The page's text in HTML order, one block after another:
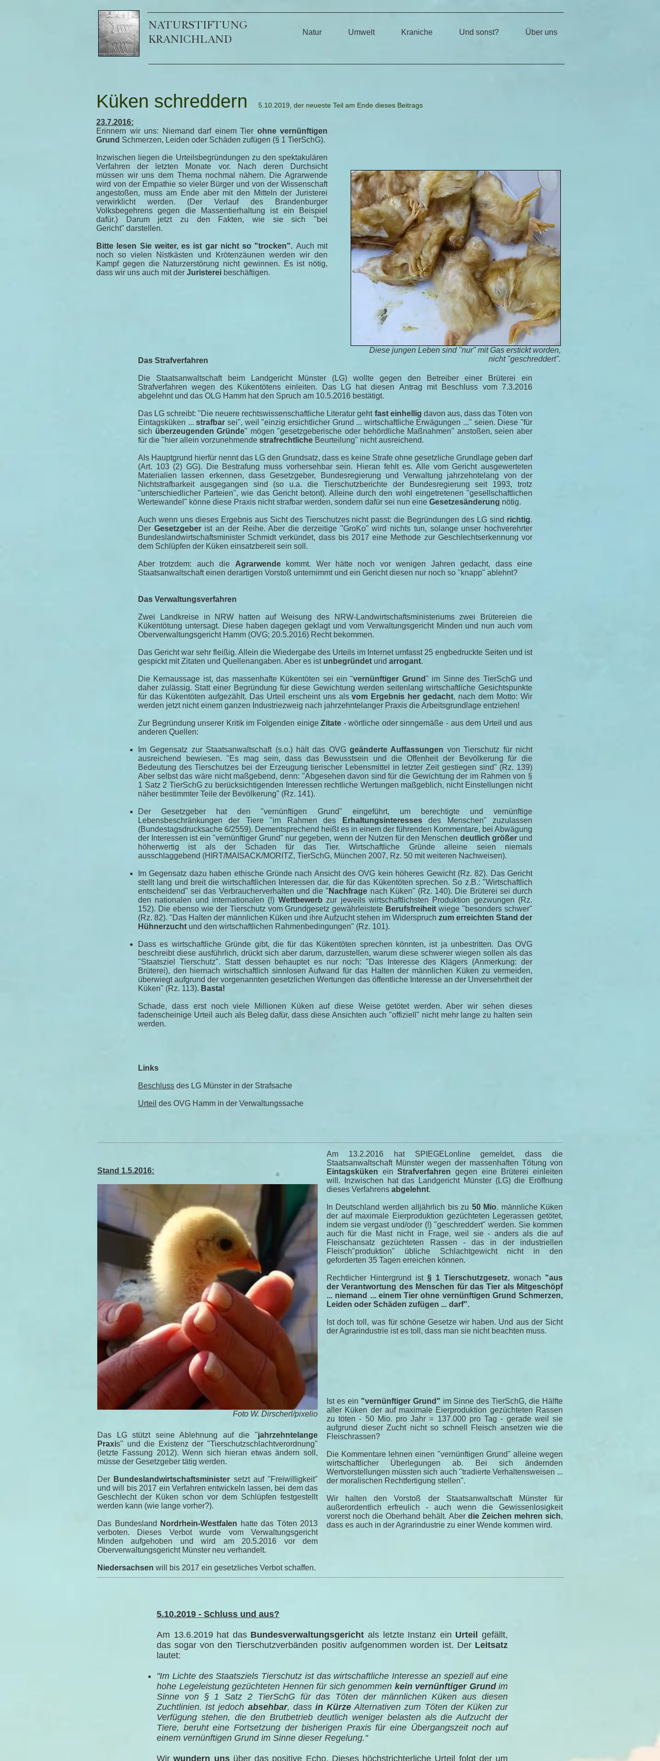
NATURSTIFTUNG
KRANICHLAND
Natur Umwelt Kraniche Und sonst? Über uns
Küken schreddern​ 5.10.2019, der neueste Teil am Ende dieses Beitrags
23.7.2016:
Erinnern wir uns: Niemand darf einem Tier ohne vernünftigen
Grund Schmerzen, Leiden oder Schäden zufügen (§ 1 TierSchG).
Inzwischen liegen die Urteilsbegründungen zu den spektakulären
Verfahren der letzten Monate vor. Nach deren Durchsicht
müssen wir uns dem Thema nochmal nähern. Die Agrarwende
wird von der Empathie so vieler Bürger und von der Wissenschaft
angestoßen, muss am Ende aber mit den Mitteln der Juristerei
verwirklicht werden. (Der Verlauf des Brandenburger
Volksbegehrens gegen die Massentierhaltung ist ein Beispiel
dafür.) Darum jetzt zu den Fakten, wie sie sich "bei
Gericht" darstellen.
Bitte lesen Sie weiter, es ist gar nicht so "trocken". Auch mit
noch so vielen Nistkästen und Krötenzäunen werden wir den
Kampf gegen die Naturzerstörung nicht gewinnen. Es ist nötig,
dass wir uns auch mit der Juristerei beschäftigen.
Diese jungen Leben sind "nur" mit Gas erstickt worden,
nicht "geschreddert".
Das Strafverfahren
Die Staatsanwaltschaft beim Landgericht Münster (LG) wollte gegen den Betreiber einer Brüterei ein
Strafverfahren wegen des Kükentötens einleiten. Das LG hat diesen Antrag mit Beschluss vom 7.3.2016
abgelehnt und das OLG Hamm hat den Spruch am 10.5.2016 bestätigt.
Das LG schreibt: "Die neuere rechtswissenschaftliche Literatur geht fast einhellig davon aus, dass das Töten von
Eintagsküken ...strafbar sei", weil "einzig ersichtlicher Grund ... wirtschaftliche Erwägungen ..." seien. Diese "für
sich überzeugenden Gründe" mögen "gesetzgeberische oder behördliche Maßnahmen" anstoßen, seien aber
für die "hier allein vorzunehmende strafrechtliche Beurteilung" nicht ausreichend.
Als Hauptgrund hierfür nennt das LG den Grundsatz, dass es keine Strafe ohne gesetzliche Grundlage geben darf
(Art. 103 (2) GG). Die Bestrafung muss vorhersehbar sein. Hieran fehlt es. Alle vom Gericht ausgewerteten
Materialien lassen erkennen, dass Gesetzgeber, Bundesregierung und Verwaltung jahrzehntelang von der
Nichtstrafbarkeit ausgegangen sind (so u.a. die Tierschutzberichte der Bundesregierung seit 1993, trotz
"unterschiedlicher Parteien", wie das Gericht betont). Alleine durch den wohl eingetretenen "gesellschaftlichen
Wertewandel" könne diese Praxis nicht strafbar werden, sondern dafür sei nun eine Gesetzesänderung nötig.
Auch wenn uns dieses Ergebnis aus Sicht des Tierschutzes nicht passt: die Begründungen des LG sind richtig.
Der Gesetzgeberist an der Reihe. Aber die derzeitige "GroKo" wird nichts tun, solange unser hochverehrter
Bundeslandwirtschaftsminister Schmidt verkündet, dass bis 2017 eine Methode zur Geschlechtserkennung vor
dem Schlüpfen der Küken einsatzbereit sein soll.
Aber trotzdem: auch die Agrarwendekommt. Wer hätte noch vor wenigen Jahren gedacht, dass eine
Staatsanwaltschaft einen derartigen Vorstoß unternimmt und ein Gericht diesen nur noch so "knapp" ablehnt?
Das Verwaltungsverfahren
Zwei Landkreise in NRW hatten auf Weisung des NRW-Landwirtschaftsministeriums zwei Brütereien die
Kükentötung untersagt. Diese haben dagegen geklagt und vom Verwaltungsgericht Minden und nun auch vom
Oberverwaltungsgericht Hamm (OVG; 20.5.2016) Recht bekommen.
Das Gericht war sehr fleißig. Allein die Wiedergabe des Urteils im Internet umfasst 25 engbedruckte Seiten und ist
gespickt mit Zitaten und Quellenangaben. Aber es ist unbegründet und arrogant.
Die Kernaussage ist, das massenhafte Kükentöten sei ein "vernünftiger Grund" im Sinne des TierSchG und
daher zulässig. Statt einer Begründung für diese Gewichtung werden seitenlang wirtschaftliche Gesichtspunkte
für das Kükentöten aufgezählt. Das Urteil erscheint uns alsvom Ergebnis her gedacht, nach dem Motto: Wir
werden jetzt nicht einem ganzen Industriezweig nach jahrzehntelanger Praxis die Arbeitsgrundlage entziehen!
Zur Begründung unserer Kritik im Folgenden einigeZitate - wörtliche oder sinngemäße - aus dem Urteil und aus
anderen Quellen:
Im Gegensatz zur Staatsanwaltschaft (s.o.) hält das OVGgeänderte Auffassungen von Tierschutz für nicht
ausreichend bewiesen. "Es mag sein, dass das Bewusstsein und die Offenheit der Bevölkerung für die
Bedeutung des Tierschutzes bei der Erzeugung tierischer Lebensmittel in letzter Zeit gestiegen sind" (Rz. 139)
Aber selbst das wäre nicht maßgebend, denn: "Abgesehen davon sind für die Gewichtung der im Rahmen von §
1 Satz 2 TierSchG zu berücksichtigenden Interessen rechtliche Wertungen maßgeblich, nicht Einstellungen nicht
näher bestimmter Teile der Bevölkerung" (Rz. 141).
Der Gesetzgeber hat den "vernünftigen Grund" eingeführt, um berechtigte und vernünftige
Lebensbeschränkungen der Tiere "im Rahmen des
Erhaltungsinteressesdes Menschen" zuzulassen
(Bundestagsdrucksache 6/2559). Dementsprechend heißt es in einem der führenden Kommentare, bei Abwägung
der Interessen ist ein "vernünftiger Grund" nur gegeben, wenn der Nutzen für den Menschen deutlich größerund
höherwertig ist als der Schaden für das Tier. Wirtschaftliche Gründe alleine seien niemals
ausschlaggebend (HIRT/MAISACK/MORITZ, TierSchG, München 2007, Rz. 50 mit weiteren Nachweisen).
Im Gegensatz dazu haben ethische Gründe nach Ansicht des OVG kein höheres Gewicht (Rz. 82). Das Gericht
stellt lang und breit die wirtschaftlichen Interessen dar, die für das Kükentöten sprechen. So z.B.: "Wirtschaftlich
entscheidend" sei das Verbraucherverhalten und die " Nachfrage nach Küken" (Rz. 140). Die Brüterei sei durch
den nationalen und internationalen (!) Wettbewerb zur jeweils wirtschaftlichsten Produktion gezwungen (Rz.
152). Die ebenso wie der Tierschutz vom Grundgesetz gewährleistete Berufsfreiheit wiege "besonders schwer"
(Rz. 82). "Das Halten der männlichen Küken und ihre Aufzucht stehen im Widerspruch zum erreichten Stand der
Hühnerzucht und den wirtschaftlichen Rahmenbedingungen" (Rz. 101).
Dass es wirtschaftliche Gründe gibt, die für das Kükentöten sprechen könnten, ist ja unbestritten. Das OVG
beschreibt diese ausführlich, drückt sich aber darum, darzustellen, warum diese schwerer wiegen sollen als das
"Staatsziel Tierschutz". Statt dessen behauptet es nur noch: "Das Interesse des Klägers (Anmerkung: der
Brüterei), den hiernach wirtschaftlich sinnlosen Aufwand für das Halten der männlichen Küken zu vermeiden,
überwiegt aufgrund der vorgenannten gesetzlichen Wertungen das öffentliche Interesse an der Unversehrtheit der
Küken" (Rz. 113). Basta!
Schade, dass erst noch viele Millionen Küken auf diese Weise getötet werden. Aber wir sehen dieses
fadenscheinige Urteil auch als Beleg dafür, dass diese Ansichten auch "offiziell" nicht mehr lange zu halten sein
werden.
Links
Beschluss des LG Münster in der Strafsache
Urteil des OVG Hamm in der Verwaltungssache
Stand 1.5.2016:
Foto W. Dirscherl/pixelio
Das LG stützt seine Ablehnung auf die "jahrzehntelange
Praxis" und die Existenz der "Tierschutzschlachtverordnung"
(letzte Fassung 2012). Wenn sich hieran etwas ändern soll,
müsse der Gesetzgeber tätig werden.
Der Bundeslandwirtschaftsminister setzt auf "Freiwilligkeit"
und will bis 2017 ein Verfahren entwickeln lassen, bei dem das
Geschlecht der Küken schon vor dem Schlüpfen festgestellt
werden kann (wie lange vorher?).
Das Bundesland Nordrhein-Westfalen hatte das Töten 2013
verboten. Dieses Verbot wurde vom Verwaltungsgericht
Minden aufgehoben und wird am 20.5.2016 vor dem
Oberverwaltungsgericht Münster neu verhandelt.
Niedersachsen will bis 2017 ein gesetzliches Verbot schaffen.
Am 13.2.2016 hat SPIEGELonline gemeldet, dass die
Staatsanwaltschaft Münster wegen der massenhaften Tötung von
Eintagsküken einStrafverfahren gegen eine Brüterei einleiten
will. Inzwischen hat das Landgericht Münster (LG) die Eröffnung
dieses Verfahrens abgelehnt.
In Deutschland werden alljährlich bis zu 50 Mio. männliche Küken
der auf maximale Eierproduktion gezüchteten Legerassen getötet,
indem sie vergast und/oder (!) "geschreddert" werden. Sie kommen
auch für die Mast nicht in Frage, weil sie - anders als die auf
Fleischansatz gezüchteten Rassen - das in der industriellen
Fleisch"produktion" übliche Schlachtgewicht nicht in den
geforderten 35 Tagen erreichen können.
Rechtlicher Hintergrund ist § 1 Tierschutzgesetz, wonach "aus
der Verantwortung des Menschen für das Tier als Mitgeschöpf
... niemand ... einem Tier ohne vernünftigen Grund Schmerzen,
Leiden oder Schäden zufügen ... darf".
Ist doch toll, was für schöne Gesetze wir haben. Und aus der Sicht
der Agrarindustrie ist es toll, dass man sie nicht beachten muss.
Ist es ein "vernünftiger Grund" im Sinne des TierSchG, die Hälfte
aller Küken der auf maximale Eierproduktion gezüchteten Rassen
zu töten - 50 Mio. pro Jahr = 137.000 pro Tag - gerade weil sie
aufgrund dieser Zucht nicht so schnell Fleisch ansetzen wie die
Fleischrassen?
Die Kommentare lehnen einen "vernünftigen Grund" alleine wegen
wirtschaftlicher Überlegungen ab. Bei sich ändernden
Wertvorstellungen müssten sich auch "tradierte Verhaltensweisen ...
der moralischen Rechtfertigung stellen".
Wir halten den Vorstoß der Staatsanwaltschaft Münster für
außerordentlich erfreulich - auch wenn die Gewissenlosigkeit
vorerst noch die Oberhand behält. Aber die Zeichen mehren sich,
dass es auch in der Agrarindustrie zu einer Wende kommen wird.
5.10.2019 - Schluss und aus?
Am 13.6.2019 hat das Bundesverwaltungsgericht als letzte Instanz ein Urteilgefällt,
das sogar von den Tierschutzverbänden positiv aufgenommen worden ist. Der Leitsatz
lautet:
"Im Lichte des Staatsziels Tierschutz ist das wirtschaftliche Interesse an speziell auf eine
hohe Legeleistung gezüchteten Hennen für sich genommen kein vernünftiger Grundim
Sinne von § 1 Satz 2 TierSchG für das Töten der männlichen Küken aus diesen
Zuchtlinien. Ist jedoch absehbar, dass in Kürze Alternativen zum Töten der Küken zur
Verfügung stehen, die den Brutbetrieb deutlich weniger belasten als die Aufzucht der
Tiere, beruht eine Fortsetzung der bisherigen Praxis für eine Übergangszeit noch auf
einem vernünftigen Grund im Sinne dieser Regelung."
Wirwundern unsüber das positive Echo. Dieses höchstrichterliche Urteil folgt der um